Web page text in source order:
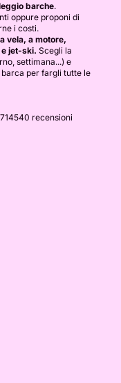
barche.
oppure proponi di
i costi.
vela, a motore,
jet-ski. Scegli la
settimana...) e
per fargli tutte le
recensioni